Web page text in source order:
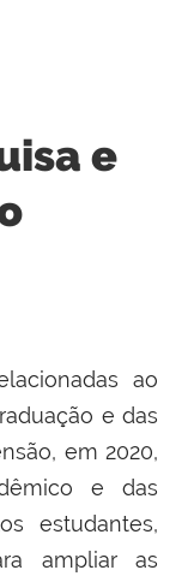
e
ao
e das
em 2020,
e das
estudantes,
ampliar as